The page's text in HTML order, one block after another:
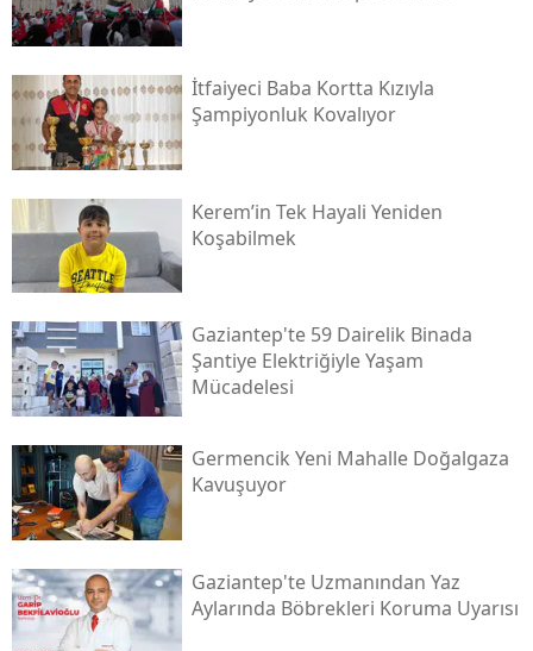
İtfaiyeci Baba Kortta Kızıyla
Şampiyonluk Kovalıyor
Kerem’in Tek Hayali Yeniden
Koşabilmek
Gaziantep'te 59 Dairelik Binada
Şantiye Elektriğiyle Yaşam
Mücadelesi
Germencik Yeni Mahalle Doğalgaza
Kavuşuyor
Gaziantep'te Uzmanından Yaz
Aylarında Böbrekleri Koruma Uyarısı